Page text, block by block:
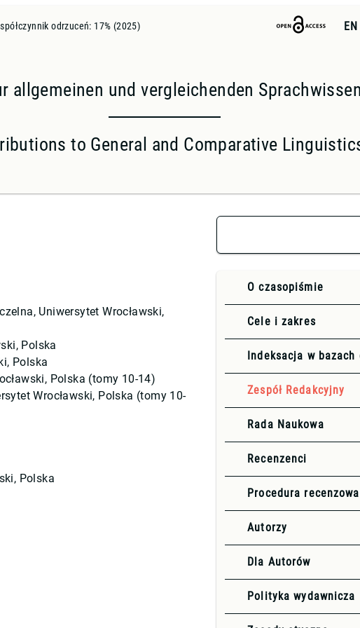
odrzuceń: 17% (2025) EN
allgemeinen und vergleichenden
to General and Comparative
Uniwersytet Wrocławski,
Polska
Polska
Polska (tomy 10-14)
Wrocławski, Polska (tomy 10-
Polska
O czasopiśmie
Cele i zakres
Indeksacja w bazach
Zespół Redakcyjny
Rada Naukowa
Recenzenci
Procedura
Autorzy
Dla Autorów
Polityka wydawnicza